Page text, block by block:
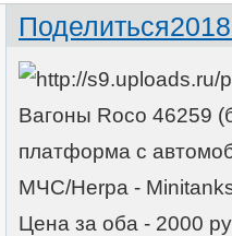
Поделиться
Вагоны Roco 46259
платформа с
МЧС/Herpa -
Цена за оба - 2000